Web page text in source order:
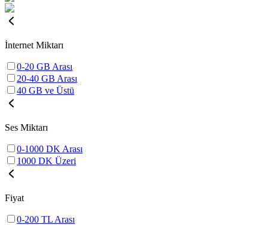
İnternet Miktarı
0-20 GB Arası
20-40 GB Arası
40 GB ve Üstü
Ses Miktarı
0-1000 DK Arası
1000 DK Üzeri
Fiyat
0-200 TL Arası